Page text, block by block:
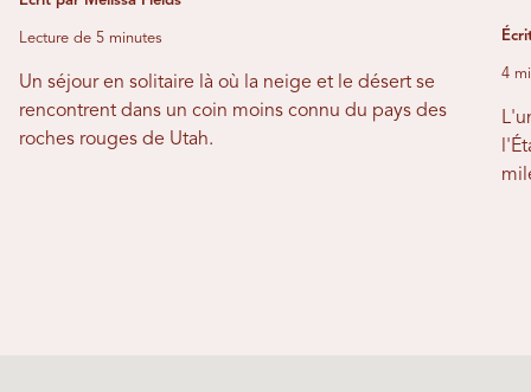
Lecture de 5 minutes
Un séjour en solitaire là où la neige et le désert se
rencontrent dans un coin moins connu du pays des
roches rouges de Utah.
4